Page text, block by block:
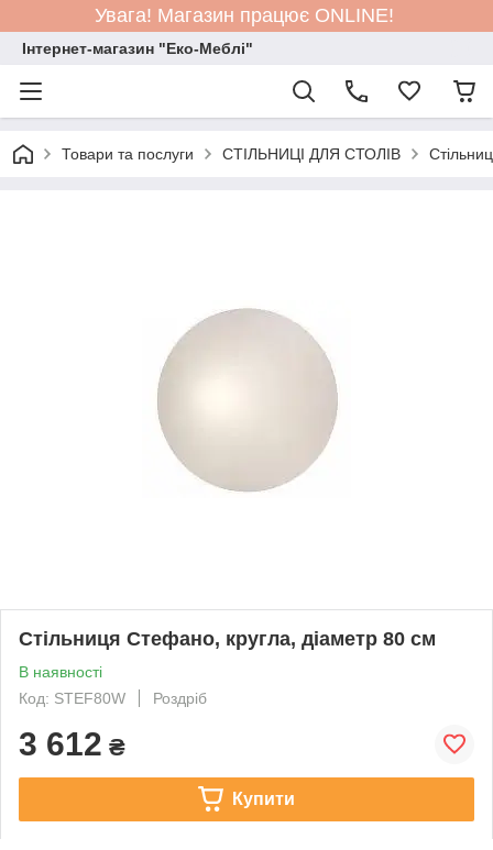
Увага! Магазин працює ONLINE!
Інтернет-магазин "Еко-Меблі"
Товари та послуги СТIЛЬНИЦI ДЛЯ СТОЛIВ
Cтільниця Стефано, кругла, діаметр 80 см
В наявності
Код: STEF80W
Роздріб
3 612 ₴
Купити